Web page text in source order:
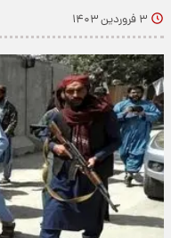
۳ فروردین ۱۴۰۳